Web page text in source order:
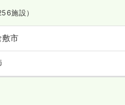
施設）
敷市